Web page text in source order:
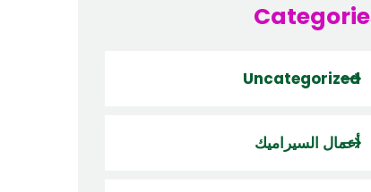
Uncategorized
أعمال السيراميك